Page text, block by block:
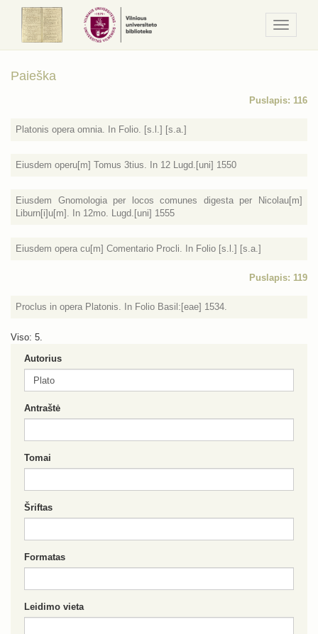
/
Meniu
Paieška
Puslapis: 116
Platonis opera omnia. In Folio. [s.l.] [s.a.]
Eiusdem operu[m] Tomus 3tius. In 12 Lugd.[uni] 1550
Eiusdem Gnomologia per locos comunes digesta per Nicolau[m]
Liburn[i]u[m]. In 12mo. Lugd.[uni] 1555
Eiusdem opera cu[m] Comentario Procli. In Folio [s.l.] [s.a.]
Puslapis: 119
Proclus in opera Platonis. In Folio Basil:[eae] 1534.
Viso: 5.
Autorius
Antraštė
Tomai
Šriftas
Formatas
Leidimo vieta